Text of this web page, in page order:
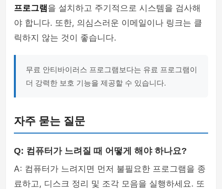
프로그램을 설치하고 주기적으로 시스템을 검사해
야 합니다. 또한, 의심스러운 이메일이나 링크는 클
릭하지 않는 것이 좋습니다.
무료 안티바이러스 프로그램보다는 유료 프로그램이
더 강력한 보호 기능을 제공할 수 있습니다.
자주 묻는 질문
Q: 컴퓨터가 느려질 때 어떻게 해야 하나요?
A: 컴퓨터가 느려지면 먼저 불필요한 프로그램을 종
료하고, 디스크 정리 및 조각 모음을 실행하세요. 또